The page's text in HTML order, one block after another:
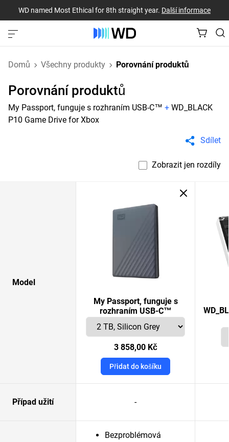
WD named Most Ethical for 8th straight year. Další informace
Domů Všechny produkty Porovnání produktů
Porovnání produktů
My Passport, funguje s rozhraním USB-C™ + WD_BLACK
P10 Game Drive for Xbox
Sdílet
Zobrazit jen rozdíly
Model
My Passport, funguje s
rozhraním USB-C™
3 858,00 Kč
Přidat do košíku
Případ užití -
Bezproblémová